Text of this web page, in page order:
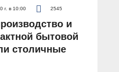
г. в 10:00 2545
и
бытовой
столичные